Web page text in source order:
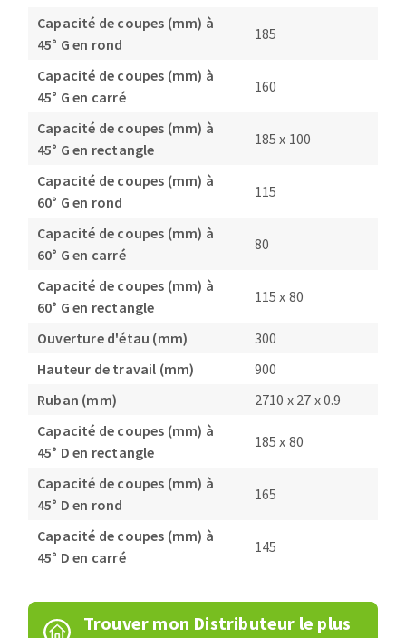
Capacité de coupes (mm) à
45° G en rond
185
Capacité de coupes (mm) à
45° G en carré
160
Capacité de coupes (mm) à
45° G en rectangle
185 x 100
Capacité de coupes (mm) à
60° G en rond
115
Capacité de coupes (mm) à
60° G en carré
80
Capacité de coupes (mm) à
60° G en rectangle
115 x 80
Ouverture d'étau (mm)
300
Hauteur de travail (mm)
900
Ruban (mm)
2710 x 27 x 0.9
Capacité de coupes (mm) à
45° D en rectangle
185 x 80
Capacité de coupes (mm) à
45° D en rond
165
Capacité de coupes (mm) à
45° D en carré
145
Trouver mon Distributeur le plus